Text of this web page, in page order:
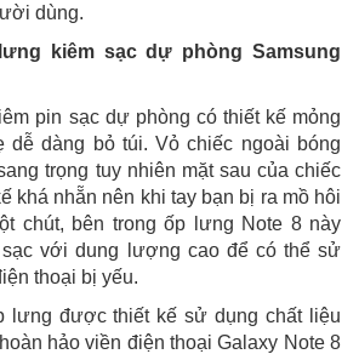
dùng.
kiêm sạc dự phòng Samsung
pin sạc dự phòng có thiết kế mỏng
dễ dàng bỏ túi. Vỏ chiếc ngoài bóng
trọng tuy nhiên mặt sau của chiếc
khá nhẵn nên khi tay bạn bị ra mồ hôi
chút, bên trong ốp lưng Note 8 này
với dung lượng cao để có thể sử
thoại bị yếu.
lưng được thiết kế sử dụng chất liệu
hảo viền điện thoại Galaxy Note 8